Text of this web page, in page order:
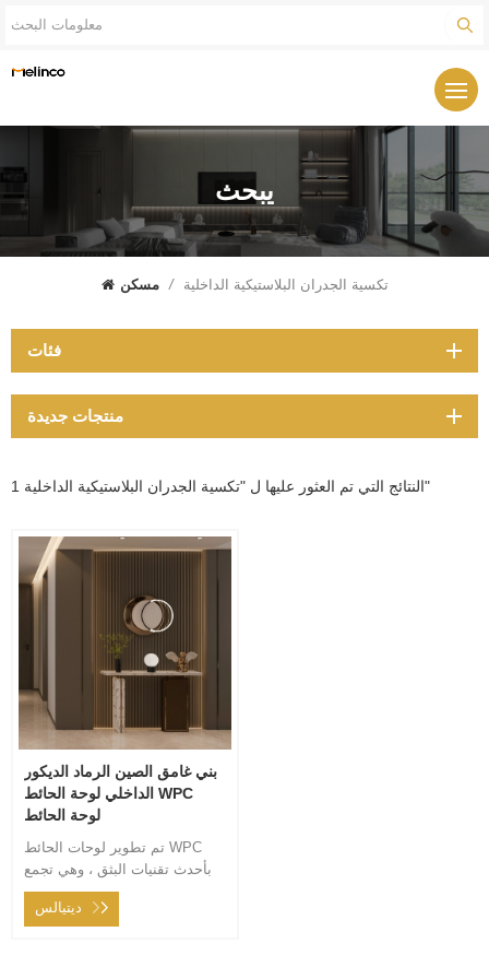
يبحث
مسكن / تكسية الجدران البلاستيكية الداخلية
1 النتائج التي تم العثور عليها ل "تكسية الجدران البلاستيكية الداخلية"
بني غامق الصين الرماد الديكور
الداخلي لوحة الحائط WPC
لوحة الحائط
تم تطوير لوحات الحائط WPC
بأحدث تقنيات البثق ، وهي تجمع
بين متانة المواد الخام بنسبة 100٪
ديتيالس
فئات
منتجات جديدة